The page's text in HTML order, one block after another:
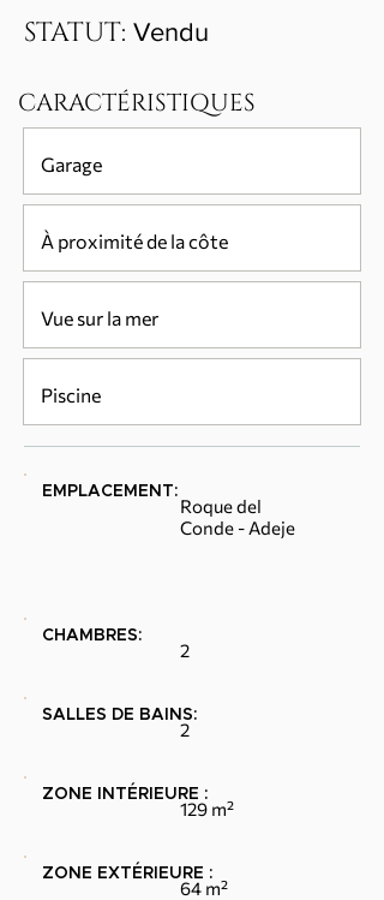
STATUT: Vendu
CARACTÉRISTIQUES
Garage
À proximité de la côte
Vue sur la mer
Piscine
EMPLACEMENT:
Roque del
Conde - Adeje
CHAMBRES:
2
SALLES DE BAINS:
2
ZONE INTÉRIEURE :
129 m²
ZONE EXTÉRIEURE :
64 m²